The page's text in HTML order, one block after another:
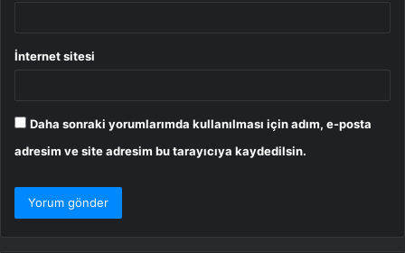
İnternet sitesi
Daha sonraki yorumlarımda kullanılması için adım, e-posta
adresim ve site adresim bu tarayıcıya kaydedilsin.